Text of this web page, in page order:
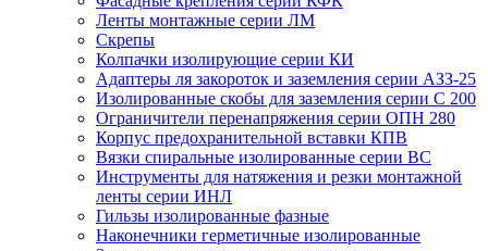
Ленты монтажные серии ЛМ
Скрепы
Колпачки изолирующие серии КИ
Адаптеры ля закороток и заземления серии АЗЗ-25
Изолированные скобы для заземления серии С 200
Ограничители перенапряжения серии ОПН 280
Корпус предохранительной вставки КПВ
Вязки спиральные изолированные серии ВС
Инструменты для натяжения и резки монтажной
ленты серии ИНЛ
Гильзы изолированные фазные
Наконечники герметичные изолированные